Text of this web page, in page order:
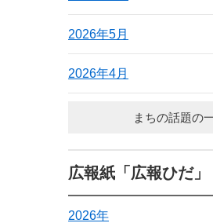
2026年5月
2026年4月
まちの話題の
広報紙「広報ひだ」
2026年